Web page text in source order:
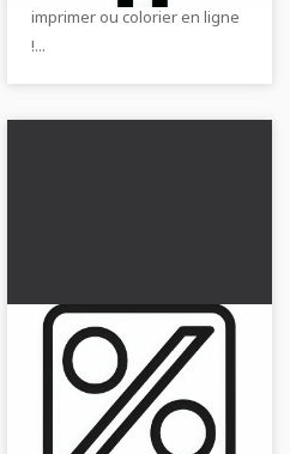
imprimer ou colorier en ligne
!...
Dessin à colorier
gratuit avec le signe
de pourcentage
Télécharge l'image à colorier
de haute qualité avec le signe